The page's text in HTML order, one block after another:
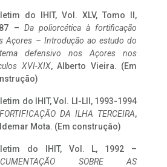
do IHIT, Vol. XLV, Tomo II,
– Da poliorcética à fortificação
Açores – Introdução ao estudo do
defensivo nos Açores nos
XVI-XIX, Alberto Vieira. (Em
do IHIT, Vol. LI-LII, 1993-1994
FORTIFICAÇÃO DA ILHA TERCEIRA,
Mota. (Em construção)
do IHIT, Vol. L, 1992 –
SOBRE AS